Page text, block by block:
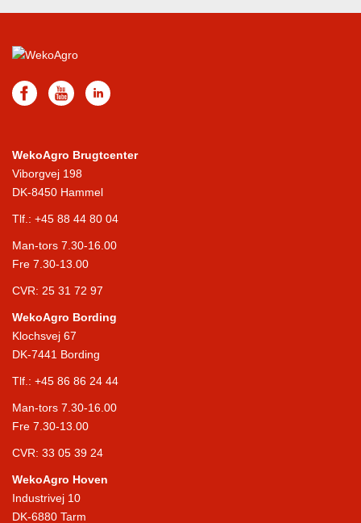
WekoAgro Brugtcenter
Viborgvej 198
DK-8450 Hammel
Tlf.: +45 88 44 80 04
Man-tors 7.30-16.00
Fre 7.30-13.00
CVR: 25 31 72 97
WekoAgro Bording
Klochsvej 67
DK-7441 Bording
Tlf.: +45 86 86 24 44
Man-tors 7.30-16.00
Fre 7.30-13.00
CVR: 33 05 39 24
WekoAgro Hoven
Industrivej 10
DK-6880 Tarm